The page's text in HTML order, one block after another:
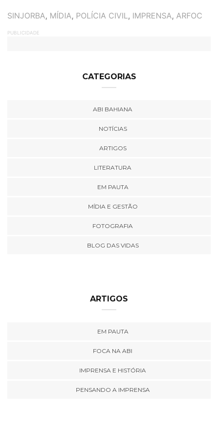
TAGS
SINJORBA, MÍDIA, POLÍCIA CIVIL, IMPRENSA, ARFOC
PUBLICIDADE
CATEGORIAS
ABI BAHIANA
NOTÍCIAS
ARTIGOS
LITERATURA
EM PAUTA
MÍDIA E GESTÃO
FOTOGRAFIA
BLOG DAS VIDAS
ARTIGOS
EM PAUTA
FOCA NA ABI
IMPRENSA E HISTÓRIA
PENSANDO A IMPRENSA